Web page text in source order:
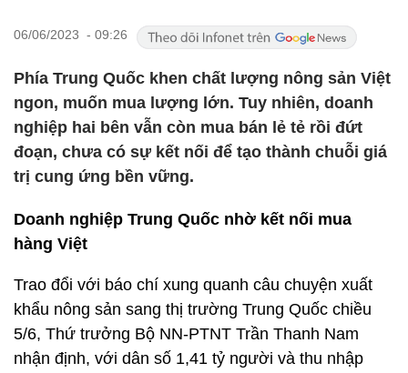
06/06/2023 - 09:26
Phía Trung Quốc khen chất lượng nông sản Việt
ngon, muốn mua lượng lớn. Tuy nhiên, doanh
nghiệp hai bên vẫn còn mua bán lẻ tẻ rồi đứt
đoạn, chưa có sự kết nối để tạo thành chuỗi giá
trị cung ứng bền vững.
Doanh nghiệp Trung Quốc nhờ kết nối mua
hàng Việt
Trao đổi với báo chí xung quanh câu chuyện xuất
khẩu nông sản sang thị trường Trung Quốc chiều
5/6, Thứ trưởng Bộ NN-PTNT Trần Thanh Nam
nhận định, với dân số 1,41 tỷ người và thu nhập